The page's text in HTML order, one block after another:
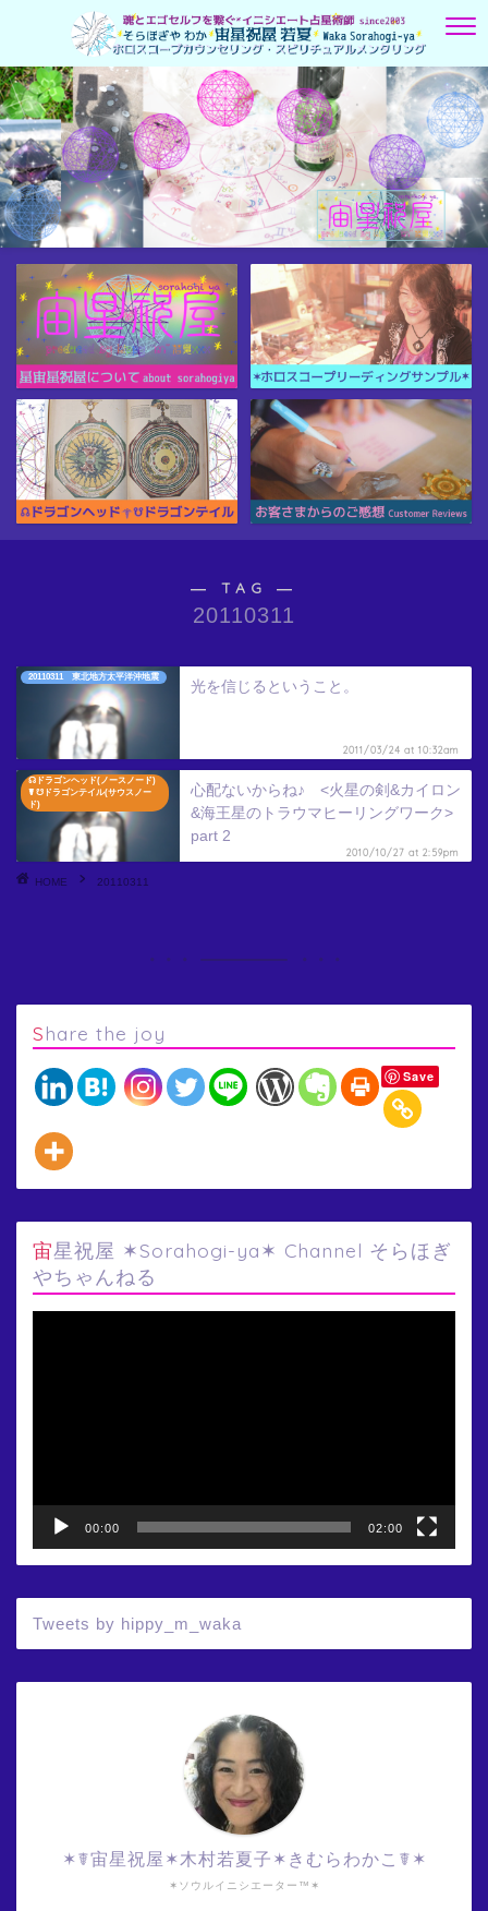
― TAG ―
20110311
20110311 東北地方太平洋沖地震
光を信じるということ。
2011/03/24 at 10:32am
☊ドラゴンヘッド(ノースノード)
☤ ☋ドラゴンテイル(サウスノー
ド)
心配ないからね♪ <火星の剣&カイロン
&海王星のトラウマヒーリングワーク>
part 2
2010/10/27 at 2:59pm
HOME 20110311
Share the joy
Save
宙星祝屋 ✶Sorahogi-ya✶ Channel そらほぎ
やちゃんねる
00:00 02:00
Tweets by hippy_m_waka
✶ソウルイニシエーター™✶
✶☤宙星祝屋✶木村若夏子✶きむらわかこ☤✶